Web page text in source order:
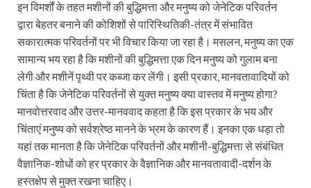
इन विमर्शों के तहत मशीनों की बुद्धिमत्ता और मनुष्य को जेनेटिक परिवर्तन
द्वारा बेहतर बनाने की कोशिशों से पारिस्थितिकी-तंत्र में संभावित
सकारात्मक परिवर्तनों पर भी विचार किया जा रहा है। मसलन, मनुष्य का एक
सामान्य भय रहा है कि मशीनों की बुद्धिमत्ता एक दिन मनुष्य को गुलाम बना
लेगी और मशीनें पृथ्वी पर कब्जा कर लेंगी। इसी प्रकार, मानवतावादियों को
चिंता है कि जेनेटिक परिवर्तनों से युक्त मनुष्य क्या वास्तव में मनुष्य होगा?
मानवोत्तरवाद और उत्तर-मानववाद कहता है कि इस प्रकार के भय और
चिंताएं मनुष्य को सर्वश्रेष्ठ मानने के भ्रम के कारण हैं। इनका एक धड़ा तो
यहां तक मानता है कि जेनेटिक परिवर्तनों और मशीनी-बुद्धिमत्ता से संबंधित
वैज्ञानिक-शोधों को हर प्रकार के वैज्ञानिक और मानवतावादी-दर्शन के
हस्तक्षेप से मुक्त रखना चाहिए।